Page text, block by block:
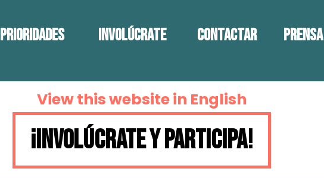
Prioridades Involúcrate Contactar Prensa
View this website in English
¡INVOLÚCRATE Y PARTICIPA!